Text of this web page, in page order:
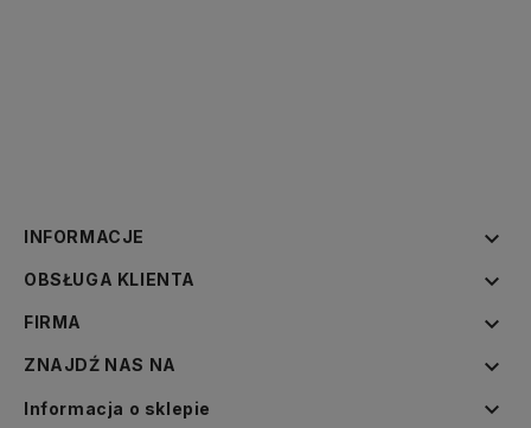
INFORMACJE 
OBSŁUGA KLIENTA 
FIRMA 
ZNAJDŹ NAS NA 
Informacja o sklepie 